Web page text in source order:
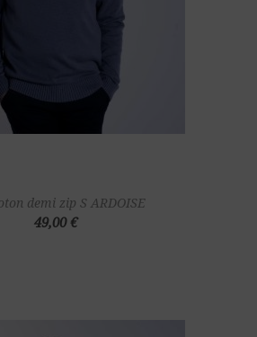
demi zip S ARDOISE
49,00 €